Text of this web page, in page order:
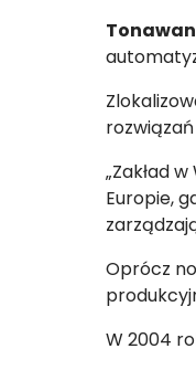
„Zakład
Europie,
Oprócz
W 2004